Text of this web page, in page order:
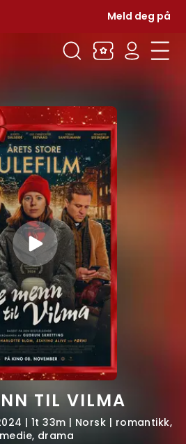
Meld deg på
TIL VILMA
| 1t 33m | Norsk | romantikk,
drama